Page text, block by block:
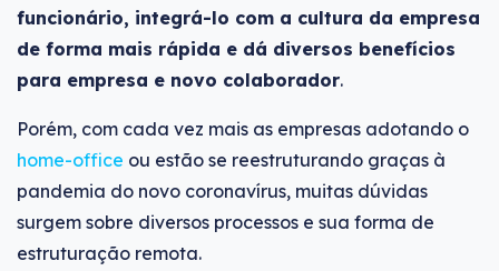
funcionário, integrá-lo com a cultura da empresa
de forma mais rápida e dá diversos benefícios
para empresa e novo colaborador.
Porém, com cada vez mais as empresas adotando o
home-office ou estão se reestruturando graças à
pandemia do novo coronavírus, muitas dúvidas
surgem sobre diversos processos e sua forma de
estruturação remota.